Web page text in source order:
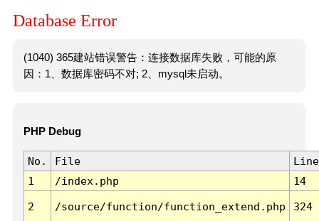
Database Error
(1040) 365建站错误警告：连接数据库失败，可能的原
因：1、数据库密码不对; 2、mysql未启动。
PHP Debug
No. File
Line
1
/index.php 14
2 /source/function/function_extend.php 324